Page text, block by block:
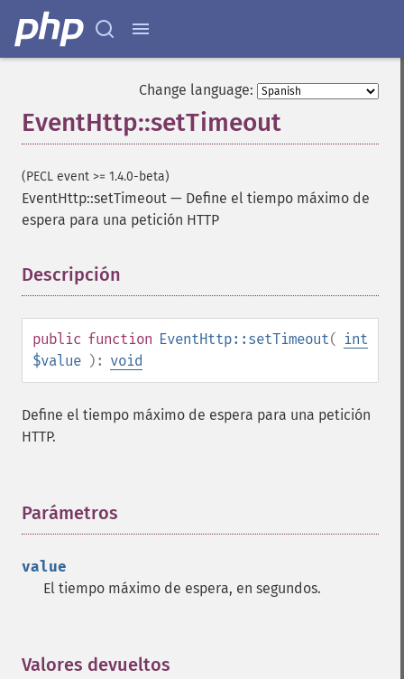
Change language:
EventHttp::setTimeout
(PECL event >= 1.4.0-beta)
EventHttp::setTimeout — Define el tiempo máximo de
espera para una petición HTTP
Descripción
public function EventHttp::setTimeout( int
$value ): void
Define el tiempo máximo de espera para una petición
HTTP.
Parámetros
value
El tiempo máximo de espera, en segundos.
Valores devueltos